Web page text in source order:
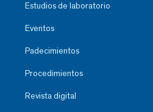
Estudios de laboratorio
Eventos
Padecimientos
Procedimientos
Revista digital